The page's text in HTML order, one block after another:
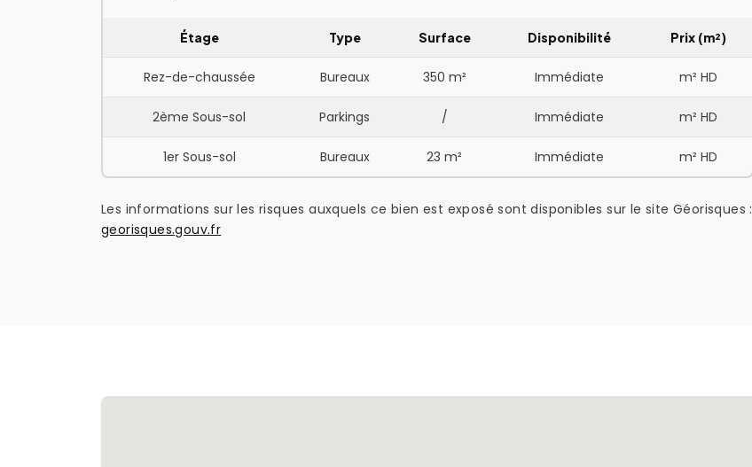
Étage Type Surface Disponibilité Prix (m²)
Rez-de-chaussée Bureaux 350 m² Immédiate m² HD
2ème Sous-sol Parkings / Immédiate m² HD
1er Sous-sol Bureaux 23 m² Immédiate m² HD
Les informations sur les risques auxquels ce bien est exposé sont disponibles sur le site Géorisques :
georisques.gouv.fr